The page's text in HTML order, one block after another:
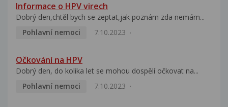
Informace o HPV virech
Dobrý den,chtěl bych se zeptat,jak poznám zda nemám...
Pohlavní nemoci
7.10.2023
Očkování na HPV
Dobrý den, do kolika let se mohou dospělí očkovat na...
Pohlavní nemoci
7.10.2023